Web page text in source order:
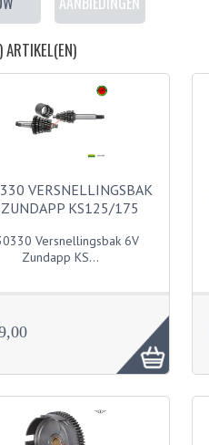
ARTIKEL(EN)
VERSNELLINGSBAK
KS125/175
Versnellingsbak 6V
Zundapp KS...